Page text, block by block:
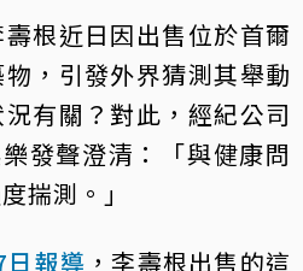
根近日因出售位於首爾
，引發外界猜測其舉動
有關？對此，經紀公司
發聲澄清：「與健康問
揣測。」
日報導 ，李壽根出售的這